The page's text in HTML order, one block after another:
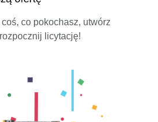
co pokochasz, utwórz
licytację!